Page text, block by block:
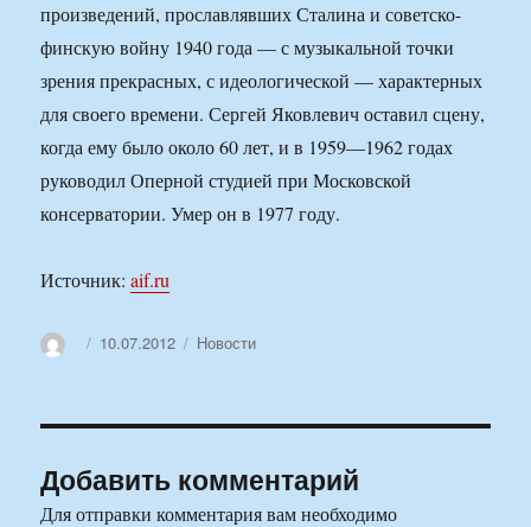
произведений, прославлявших Сталина и советско-
финскую войну 1940 года — с музыкальной точки
зрения прекрасных, с идеологической — характерных
для своего времени. Сергей Яковлевич оставил сцену,
когда ему было около 60 лет, и в 1959—1962 годах
руководил Оперной студией при Московской
консерватории. Умер он в 1977 году.
Источник:aif.ru
АвторОпубликовано
10.07.2012 Рубрики
Новости
Добавить комментарий
Для отправки комментария вам необходимо